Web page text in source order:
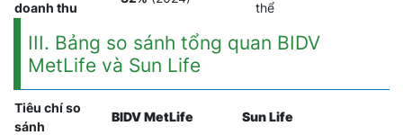
doanh thu
thể
III. Bảng so sánh tổng quan BIDV
MetLife và Sun Life
Tiêu chí so
sánh
BIDV MetLife Sun Life